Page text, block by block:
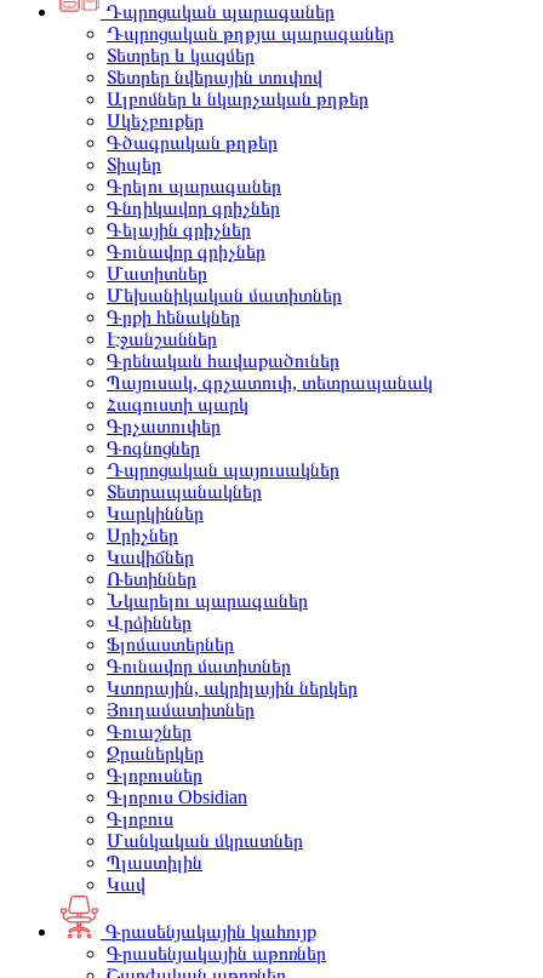
Դպրոցական պարագաներ
Դպրոցական թղթյա պարագաներ
Տետրեր և կազմեր
Տետրեր նվերային տուփով
Ալբոմներ և նկարչական թղթեր
Սկեչբուքեր
Գծագրական թղթեր
Տիպեր
Գրելու պարագաներ
Գնդիկավոր գրիչներ
Գելային գրիչներ
Գունավոր գրիչներ
Մատիտներ
Մեխանիկական մատիտներ
Գրքի հենակներ
Էջանշաններ
Գրենական հավաքածուներ
Պայուսակ, գրչատուփ, տետրապանակ
Հագուստի պարկ
Գրչատուփեր
Գոգնոցներ
Դպրոցական պայուսակներ
Տետրապանակներ
Կարկիններ
Սրիչներ
Կավիճներ
Ռետիններ
Նկարելու պարագաներ
Վրձիններ
Ֆլոմաստերներ
Գունավոր մատիտներ
Կտորային, ակրիլային ներկեր
Յուղամատիտներ
Գուաշներ
Ջրաներկեր
Գլոբուսներ
Գլոբուս Obsidian
Գլոբուս
Մանկական մկրատներ
Պլաստիլին
Կավ
Գրասենյակային կահույք
Գրասենյակային աթոռներ